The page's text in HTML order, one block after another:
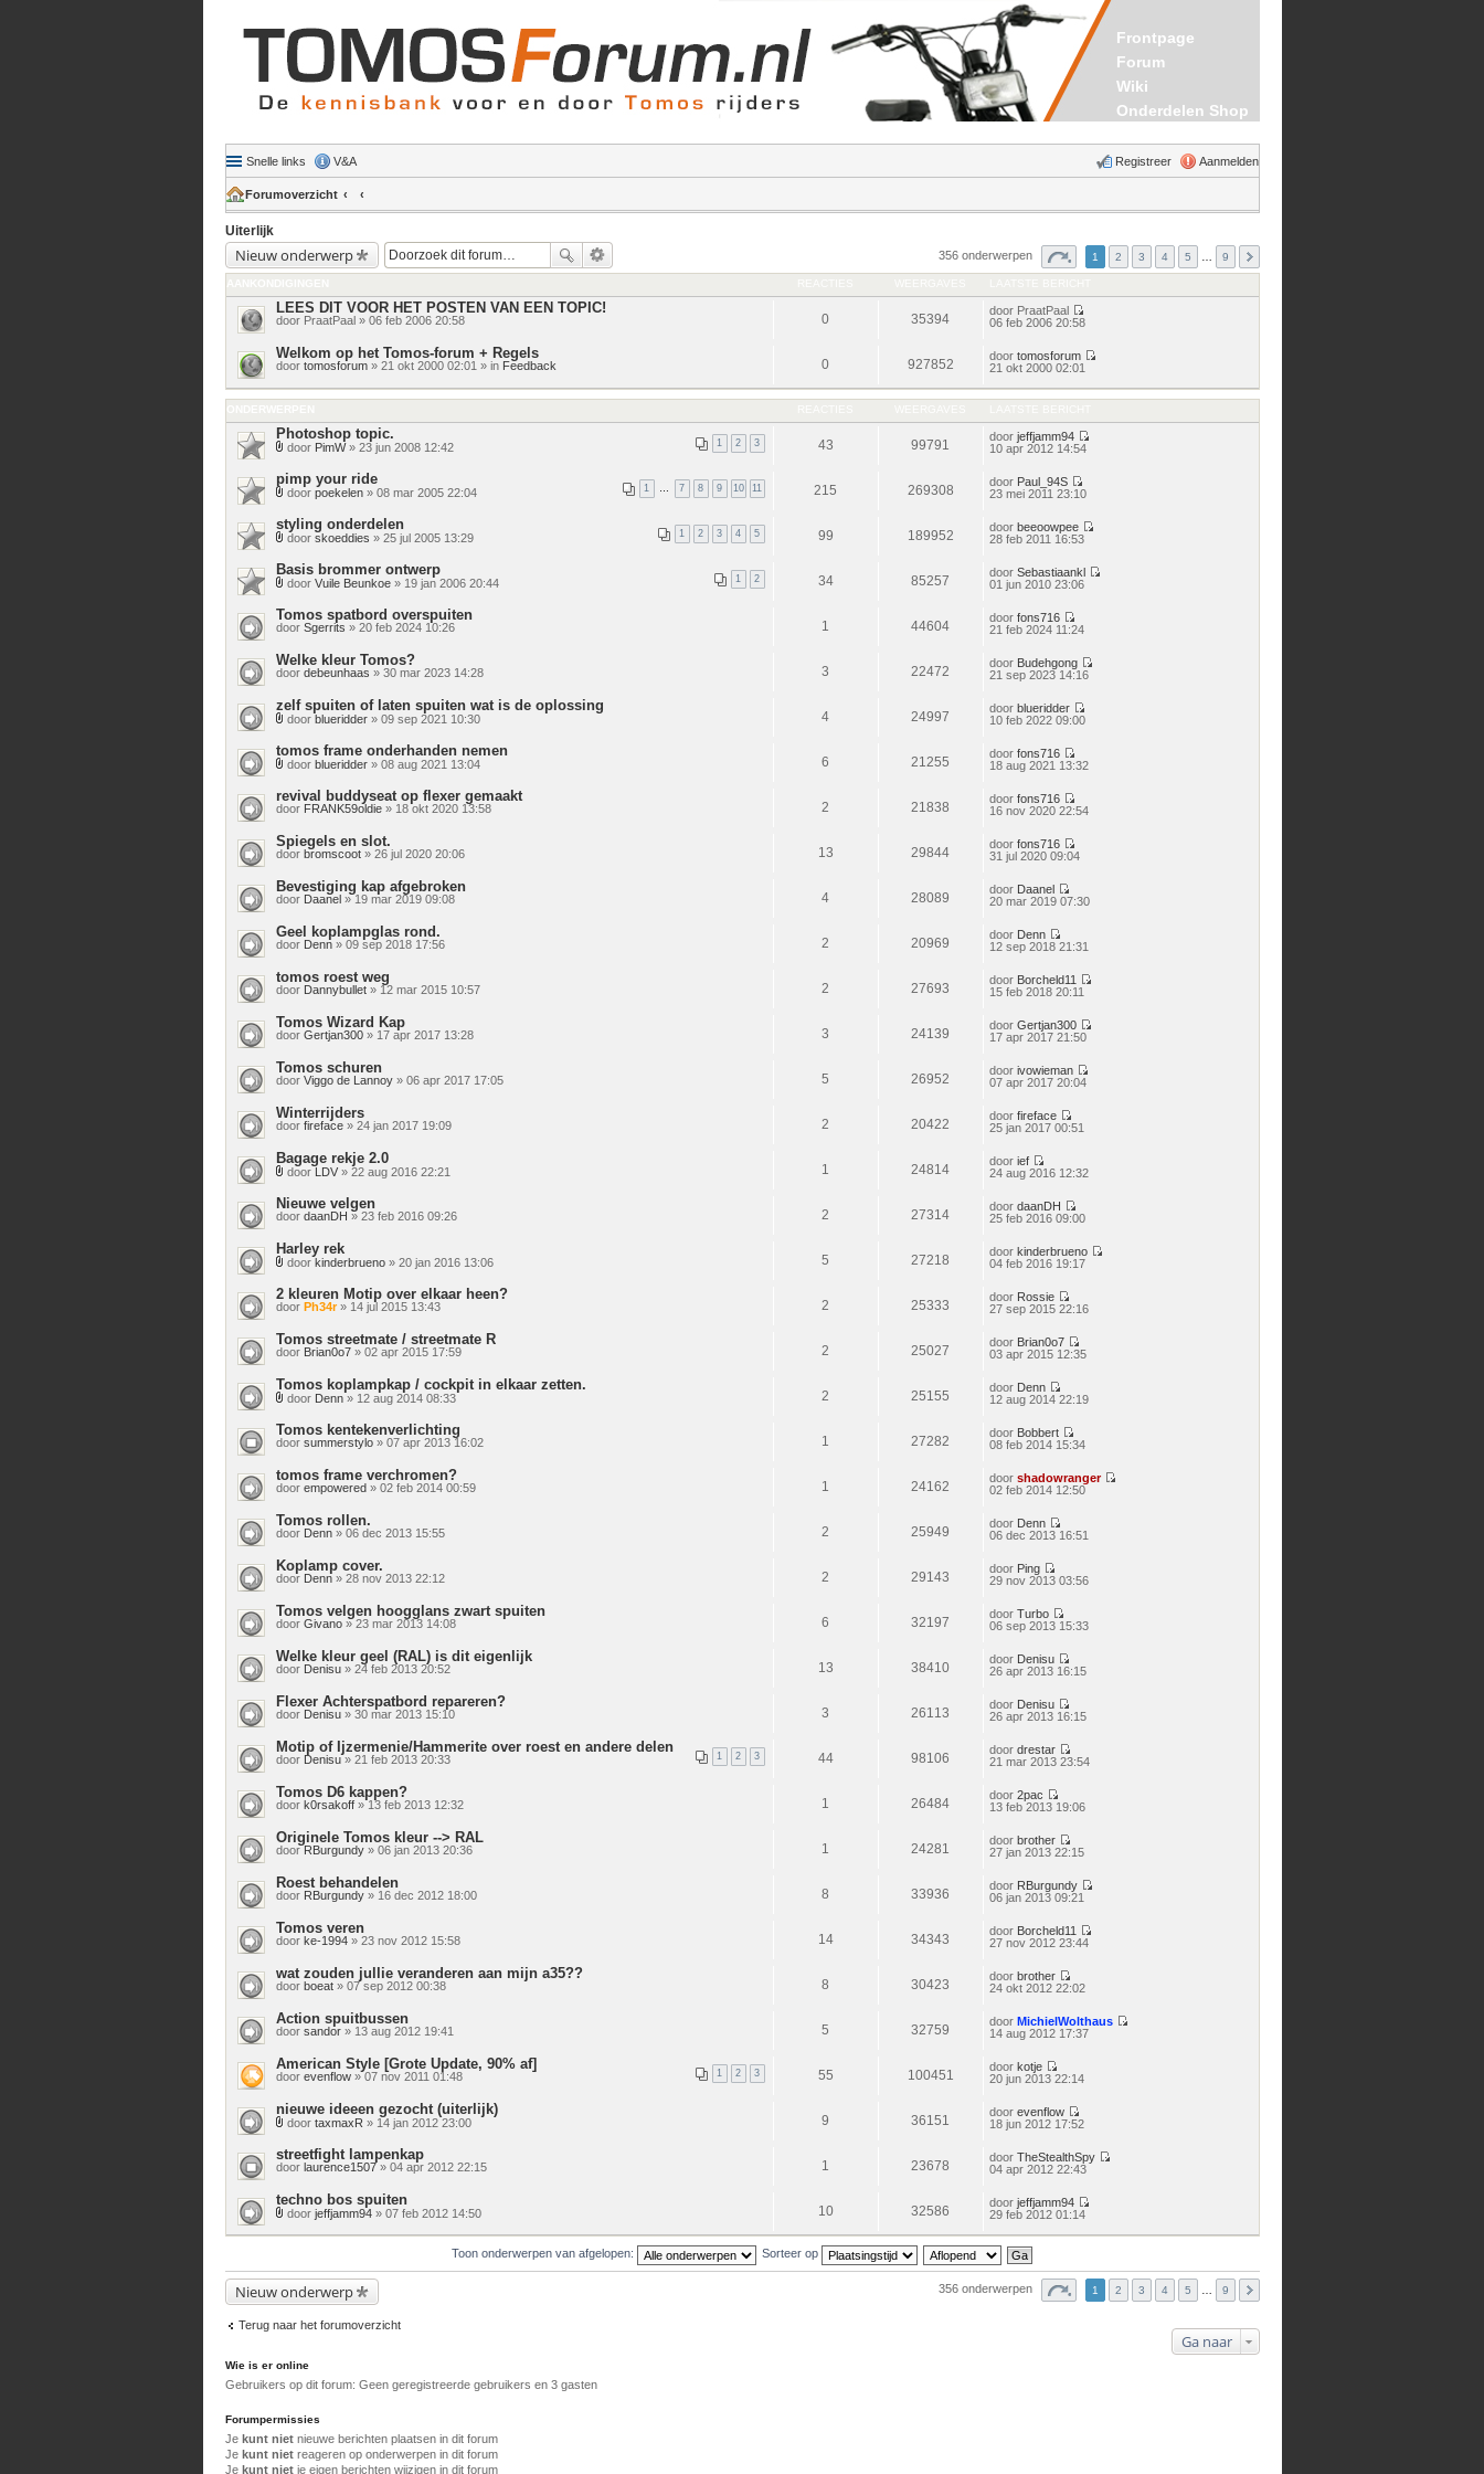
Frontpage
Forum
Wiki
Onderdelen Shop
Snelle links V&A Aanmelden
Registreer
Forumoverzicht
Uiterlijk
Nieuw onderwerp 356 onderwerpen 1 2 3 4 5 9
LEES DIT VOOR HET POSTEN VAN EEN TOPIC!
door PraatPaal» 06 feb 2006 20:58 0 35394
door PraatPaal
Bekijk
06 feb 2006 20:58
Welkom op het Tomos-forum + Regels
door tomosforum» 21 okt 2000 02:01 » in Feedback 0 927852
door tomosforum
bericht
21 okt 2000 02:01
Photoshop topic.
1 2 3
door PimW» 23 jun 2008 12:42 43 99791
door jeffjamm94
10 apr 2012 14:54
pimp your ride
1 7 8 9 10 11
Bijlage(n)
door poekelen» 08 mar 2005 22:04 215 269308
door Paul_94S
Bekijk
23 mei 2011 23:10
styling onderdelen
1 2 3 4 5
door skoeddies » 25 jul 2005 13:29 99 189952
door beeoowpee
28 feb 2011 16:53
Basis brommer ontwerp
1 2
door Vuile Beunkoe» 19 jan 2006 20:44 34 85257
door Sebastiaankl
01 jun 2010 23:06
Tomos spatbord overspuiten
door Sgerrits » 20 feb 2024 10:26 1 44604
door fons716
Bekijk
21 feb 2024 11:24
Welke kleur Tomos?
door debeunhaas » 30 mar 2023 14:28 3 22472
door Budehgong
21 sep 2023 14:16
zelf spuiten of laten spuiten wat is de oplossing
door blueridder» 09 sep 2021 10:30 4 24997
door blueridder
Bekijk
10 feb 2022 09:00
tomos frame onderhanden nemen
door blueridder» 08 aug 2021 13:04 6 21255
door fons716
Bekijk
18 aug 2021 13:32
revival buddyseat op flexer gemaakt
door FRANK59oldie» 18 okt 2020 13:58 2 21838
door fons716
Bekijk
16 nov 2020 22:54
Spiegels en slot.
door bromscoot» 26 jul 2020 20:06 13 29844
door fons716
Bekijk
31 jul 2020 09:04
Bevestiging kap afgebroken
door Daanel» 19 mar 2019 09:08 4 28089
door Daanel
Bekijk
20 mar 2019 07:30
Geel koplampglas rond.
door Denn» 09 sep 2018 17:56 2 20969
door Denn
Bekijk
12 sep 2018 21:31
tomos roest weg
door Dannybullet» 12 mar 2015 10:57 2 27693
door Borcheld11
15 feb 2018 20:11
Tomos Wizard Kap
door Gertjan300» 17 apr 2017 13:28 3 24139
door Gertjan300
17 apr 2017 21:50
Tomos schuren
door Viggo de Lannoy» 06 apr 2017 17:05 5 26952
door ivowieman
07 apr 2017 20:04
Winterrijders
door fireface» 24 jan 2017 19:09 2 20422
door fireface
Bekijk
25 jan 2017 00:51
Bagage rekje 2.0
door LDV» 22 aug 2016 22:21 1 24814
door ief
Bekijk
24 aug 2016 12:32
Nieuwe velgen
door daanDH » 23 feb 2016 09:26 2 27314
door daanDH
Bekijk
25 feb 2016 09:00
Harley rek
door kinderbrueno» 20 jan 2016 13:06 5 27218
door kinderbrueno
04 feb 2016 19:17
2 kleuren Motip over elkaar heen?
door Ph34r» 14 jul 2015 13:43 2 25333
door Rossie
Bekijk
27 sep 2015 22:16
Tomos streetmate / streetmate R
door Brian0o7» 02 apr 2015 17:59 2 25027
door Brian0o7
Bekijk
03 apr 2015 12:35
Tomos koplampkap / cockpit in elkaar zetten.
door Denn» 12 aug 2014 08:33 2 25155
door Denn
Bekijk
12 aug 2014 22:19
Tomos kentekenverlichting
door summerstylo» 07 apr 2013 16:02 1 27282
door Bobbert
Bekijk
08 feb 2014 15:34
tomos frame verchromen?
door empowered» 02 feb 2014 00:59 1 24162
door shadowranger
02 feb 2014 12:50
Tomos rollen.
door Denn» 06 dec 2013 15:55 2 25949
door Denn
Bekijk
06 dec 2013 16:51
Koplamp cover.
door Denn» 28 nov 2013 22:12 2 29143
door Ping
Bekijk
29 nov 2013 03:56
Tomos velgen hoogglans zwart spuiten
door Givano» 23 mar 2013 14:08 6 32197
door Turbo
Bekijk
06 sep 2013 15:33
Welke kleur geel (RAL) is dit eigenlijk
door Denisu» 24 feb 2013 20:52 13 38410
door Denisu
Bekijk
26 apr 2013 16:15
Flexer Achterspatbord repareren?
door Denisu» 30 mar 2013 15:10 3 26113
door Denisu
Bekijk
26 apr 2013 16:15
Motip of Ijzermenie/Hammerite over roest en andere delen
1 2 3
door Denisu» 21 feb 2013 20:33 44 98106
door drestar
Bekijk
21 mar 2013 23:54
Tomos D6 kappen?
door k0rsakoff» 13 feb 2013 12:32 1 26484
door 2pac
Bekijk
13 feb 2013 19:06
Originele Tomos kleur --> RAL
doorRBurgundy» 06 jan 2013 20:36 1 24281
door brother
Bekijk
27 jan 2013 22:15
Roest behandelen
door RBurgundy» 16 dec 2012 18:00 8 33936
door RBurgundy
06 jan 2013 09:21
Tomos veren
door ke-1994» 23 nov 2012 15:58 14 34343
door Borcheld11
27 nov 2012 23:44
wat zouden jullie veranderen aan mijn a35??
door boeat» 07 sep 2012 00:38 8 30423
door brother
Bekijk
24 okt 2012 22:02
Action spuitbussen
door sandor» 13 aug 2012 19:41 5 32759
door MichielWolthaus
14 aug 2012 17:37
American Style [Grote Update, 90% af]
1 2 3
door evenflow» 07 nov 2011 01:48 55 100451
door kotje
Bekijk
20 jun 2013 22:14
nieuwe ideeen gezocht (uiterlijk)
door taxmaxR » 14 jan 2012 23:00 9 36151
door evenflow
Bekijk
18 jun 2012 17:52
streetfight lampenkap
door laurence1507» 04 apr 2012 22:15 1 23678
door TheStealthSpy
04 apr 2012 22:43
techno bos spuiten
Bijlage(n)
door jeffjamm94» 07 feb 2012 14:50 10 32586
door jeffjamm94
bericht
29 feb 2012 01:14
Toon onderwerpen van afgelopen: Sorteer op
Nieuw onderwerp 356 onderwerpen 1 2 3 4 5 9
Terug naar het forumoverzicht
Ga naar
Wie is er online
Gebruikers op dit forum: Geen geregistreerde gebruikers en 3 gasten
Forumpermissies
Je kunt nietnieuwe berichten plaatsen in dit forum
Je kunt nietreageren op onderwerpen in dit forum
Je kunt nietje eigen berichten wijzigen in dit forum